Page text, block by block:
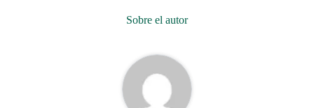
Sobre el autor